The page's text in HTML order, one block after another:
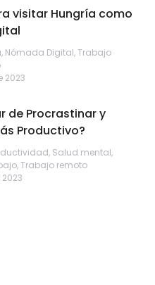
visitar Hungría como
, Nómada Digital,Trabajo
2023
de Procrastinar y
Productivo?
, Salud mental,
,Trabajo remoto